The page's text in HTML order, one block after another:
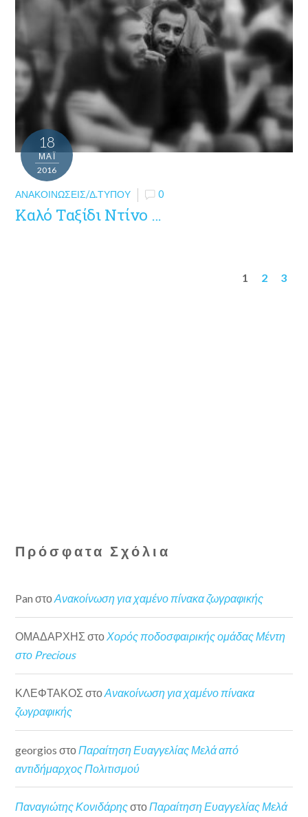
18
ΜΑΪ́
2016
ΑΝΑΚΟΙΝΏΣΕΙΣ/Δ.ΤΎΠΟΥ 0
Καλό Ταξίδι Ντίνο …
1 2 3
Πρόσφατα Σχόλια
Pan στοΑνακοίνωση για χαμένο πίνακα ζωγραφικής
ΟΜΑΔΑΡΧΗΣ στοΧορός ποδοσφαιρικής ομάδας Μέντη
στο Precious
ΚΛΕΦΤΑΚΟΣ στοΑνακοίνωση για χαμένο πίνακα
ζωγραφικής
georgios στο Παραίτηση Ευαγγελίας Μελά από
αντιδήμαρχος Πολιτισμού
Παναγιώτης Κονιδάρηςστο Παραίτηση Ευαγγελίας Μελά